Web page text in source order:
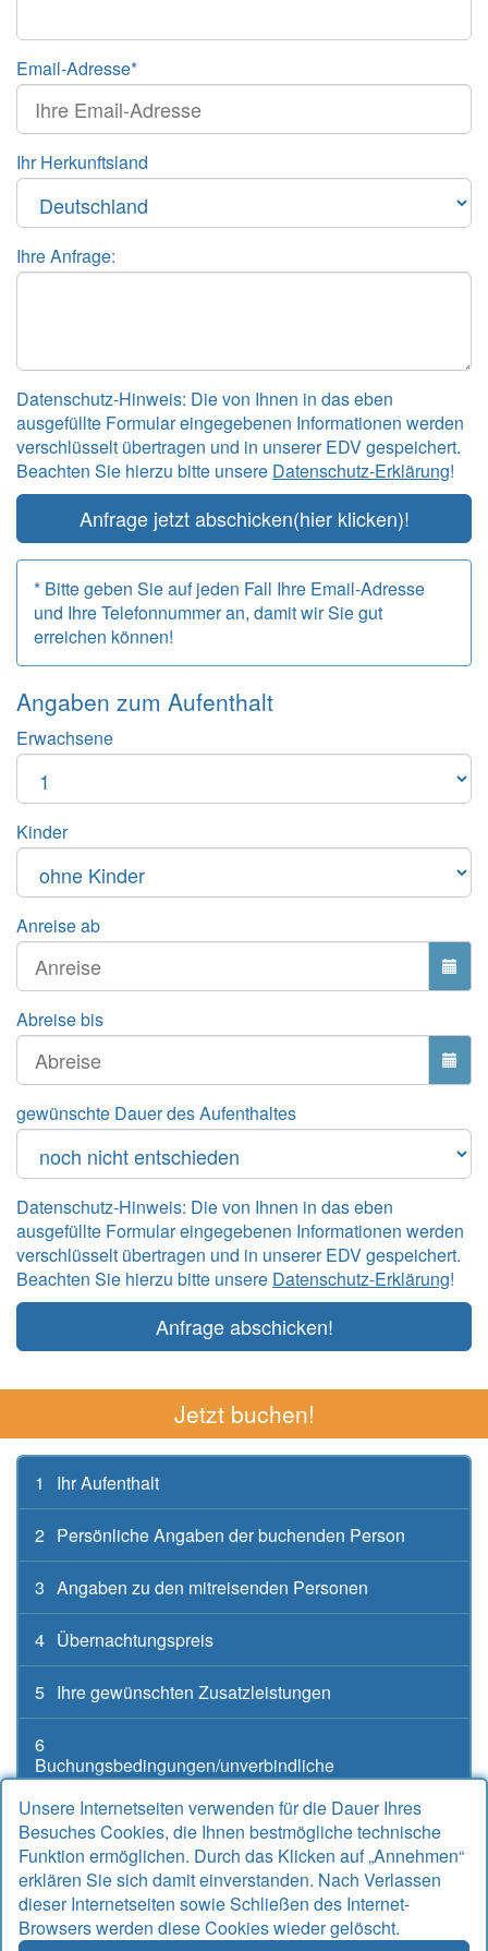
Unsere Internetseiten verwenden für die Dauer Ihres
Besuches Cookies, die Ihnen bestmögliche technische
Funktion ermöglichen. Durch das Klicken auf „Annehmen“
erklären Sie sich damit einverstanden. Nach Verlassen
dieser Internetseiten sowie Schließen des Internet-
Browsers werden diese Cookies wieder gelöscht.
Email-Adresse*
Ihr Herkunftsland
Ihre Anfrage:
Datenschutz-Hinweis: Die von Ihnen in das eben
ausgefüllte Formular eingegebenen Informationen werden
verschlüsselt übertragen und in unserer EDV gespeichert.
Beachten Sie hierzu bitte unsere Datenschutz-Erklärung!
Anfrage jetzt abschicken(hier klicken)!
* Bitte geben Sie auf jeden Fall Ihre Email-Adresse
und Ihre Telefonnummer an, damit wir Sie gut
erreichen können!
Angaben zum Aufenthalt
Erwachsene
Kinder
Anreise ab
Abreise bis
gewünschte Dauer des Aufenthaltes
Datenschutz-Hinweis: Die von Ihnen in das eben
ausgefüllte Formular eingegebenen Informationen werden
verschlüsselt übertragen und in unserer EDV gespeichert.
Beachten Sie hierzu bitte unsere Datenschutz-Erklärung!
Anfrage abschicken!
Jetzt buchen!
1 Ihr Aufenthalt
2 Persönliche Angaben der buchenden Person
3 Angaben zu den mitreisenden Personen
4 Übernachtungspreis
5 Ihre gewünschten Zusatzleistungen
6
Buchungsbedingungen/unverbindliche
Buchungsanfrage
Kontakt
Alter Sielweg 17 A